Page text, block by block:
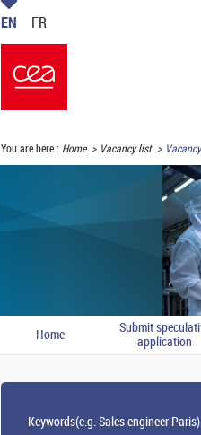
EN FR
You are here : Home Vacancy list
Home
Submit
application
Keywords(e.g. Sales engineer Paris)